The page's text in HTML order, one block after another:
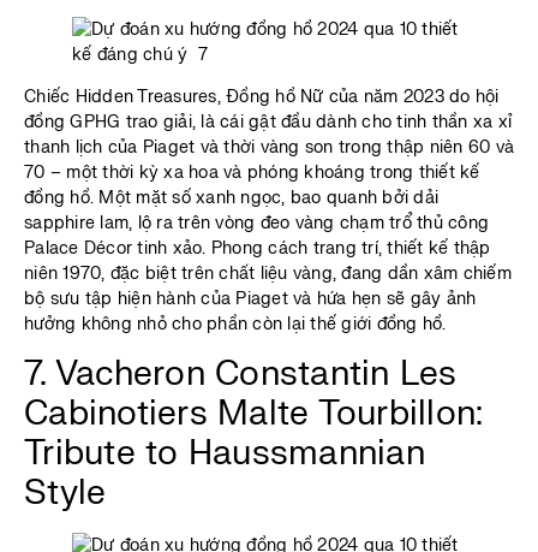
Chiếc Hidden Treasures, Đồng hồ Nữ của năm 2023 do hội
đồng GPHG trao giải, là cái gật đầu dành cho tinh thần xa xỉ
thanh lịch của Piaget và thời vàng son trong thập niên 60 và
70 – một thời kỳ xa hoa và phóng khoáng trong thiết kế
đồng hồ. Một mặt số xanh ngọc, bao quanh bởi dải
sapphire lam, lộ ra trên vòng đeo vàng chạm trổ thủ công
Palace Décor tinh xảo. Phong cách trang trí, thiết kế thập
niên 1970, đặc biệt trên chất liệu vàng, đang dần xâm chiếm
bộ sưu tập hiện hành của Piaget và hứa hẹn sẽ gây ảnh
hưởng không nhỏ cho phần còn lại thế giới đồng hồ.
7. Vacheron Constantin Les
Cabinotiers Malte Tourbillon:
Tribute to Haussmannian
Style